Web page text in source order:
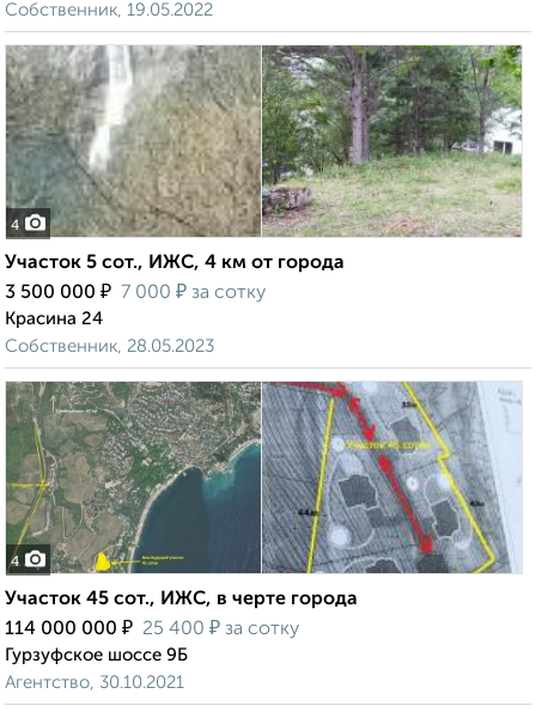
Собственник, 19.05.2022
4
Участок 5 сот., ИЖС, 4 км от города
3 500 000 ₽ 7 000 ₽ за сотку
Красина 24
Собственник, 28.05.2023
4
Участок 45 сот., ИЖС, в черте города
114 000 000 ₽ 25 400 ₽ за сотку
Гурзуфское шоссе 9Б
Агентство, 30.10.2021